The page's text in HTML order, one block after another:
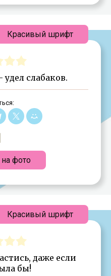
слабаков.
на фото
Красивый шрифт
даже если
бы!
Красивый шрифт